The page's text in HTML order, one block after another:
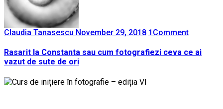
Claudia Tanasescu November 29, 2018 1 Comment
Rasarit la Constanta sau cum fotografiezi ceva ce ai
vazut de sute de ori